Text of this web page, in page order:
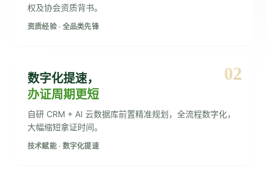
权及协会资质背书。
资质经验 · 全品类先锋
02
数字化提速，
办证周期更短
自研 CRM + AI 云数据库前置精准规划，全流程数字化，
大幅缩短拿证时间。
技术赋能 · 数字化提速